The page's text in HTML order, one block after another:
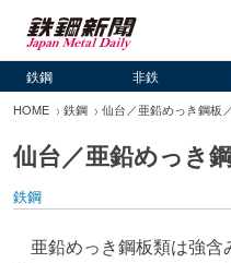
鉄鋼 非鉄
HOME 鉄鋼 仙台／亜鉛めっき鋼板
仙台／亜鉛めっき
鉄鋼
亜鉛めっき鋼板類は強含